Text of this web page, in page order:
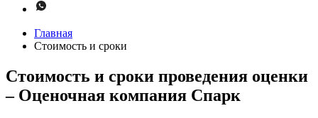
Главная
Стоимость и сроки
Стоимость и сроки проведения оценки
– Оценочная компания Спарк